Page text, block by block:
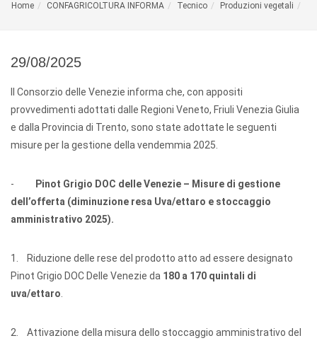
Home CONFAGRICOLTURA INFORMA Tecnico Produzioni vegetali
29/08/2025
Il Consorzio delle Venezie informa che, con appositi
provvedimenti adottati dalle Regioni Veneto, Friuli Venezia Giulia
e dalla Provincia di Trento, sono state adottate le seguenti
misure per la gestione della vendemmia 2025.
-
Pinot Grigio DOC delle Venezie – Misure di gestione
dell’offerta (diminuzione resa Uva/ettaro e stoccaggio
amministrativo 2025).
1. Riduzione delle rese del prodotto atto ad essere designato
Pinot Grigio DOC Delle Venezie da 180 a 170 quintali di
uva/ettaro
2. Attivazione della misura dello stoccaggio amministrativo del